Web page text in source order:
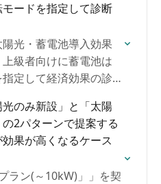
ードを指定して診断
光・蓄電池導入効果
級者向けに蓄電池は
定して経済効果の診
ーや運転モードを指
ローン返済シミュレ
のみ新設」と「太陽
2パターンで提案する
果が高くなるケース
ラン(～10kW)」」を契